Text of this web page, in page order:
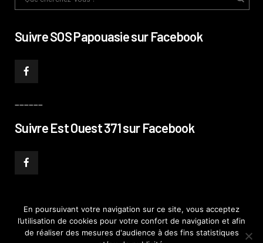
Suivre SOS Papouasie sur Facebook
Suivre Est Ouest 371 sur Facebook
© PHILIPPE PATAUD CÉLÉRIER 2019–MENTIONS LÉGALES–POLITIQUE DE
CONFIDENTIALITÉ–PLAN DE SITE
En poursuivant votre navigation sur ce site, vous acceptez
l’utilisation de cookies pour votre confort de navigation et afin
de réaliser des mesures d'audience à des fins statistiques